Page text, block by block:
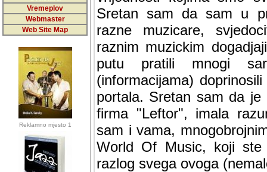
Vremeplov
Webmaster
Web Site Map
Reklamno mjesto 1
Sretan sam da sam u
muzicare, svjedociti
muzickim dogadjajima...
mnogi saradnici koji
doprinosili vrijednosti i
sam da je i moj web
imala razumijevanja za
mnogobrojnim
Music, koji ste ga
ovoga (nemalog) rada.